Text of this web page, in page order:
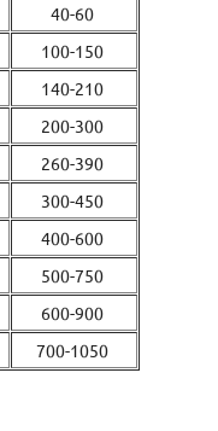
40-60
100-150
140-210
200-300
260-390
300-450
400-600
500-750
600-900
700-1050